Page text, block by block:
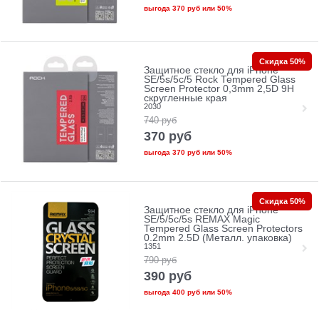
выгода 370 рубили 50%
Защитное стекло для iPhone
SE/5s/5с/5 Rock Tempered Glass
Screen Protector 0,3mm 2,5D 9H
скругленные края
2030
740 руб
370 руб
выгода 370 рубили 50%
Скидка 50%
Защитное стекло для iPhone
SE/5/5c/5s REMAX Magic
Tempered Glass Screen Protectors
0.2mm 2.5D (Металл. упаковка)
1351
790 руб
390 руб
выгода 400 рубили 50%
Скидка 50%